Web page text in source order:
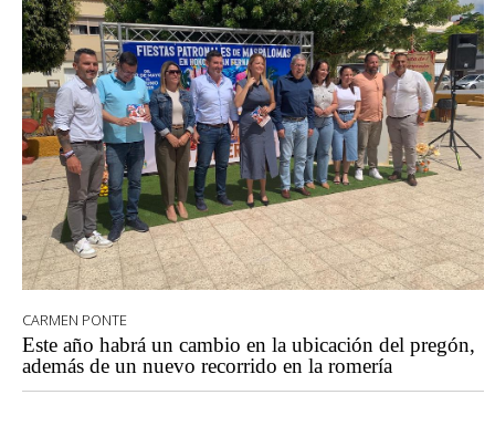
CARMEN PONTE
Este año habrá un cambio en la ubicación del pregón,
además de un nuevo recorrido en la romería